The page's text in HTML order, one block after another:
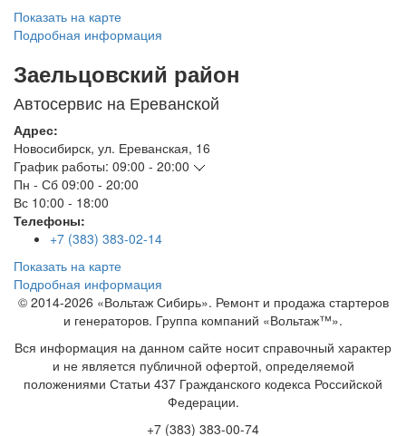
Показать на карте
Подробная информация
Заельцовский район
Автосервис на Ереванской
Адрес:
Новосибирск, ул. Ереванская, 16
График работы: 09:00 - 20:00
Пн - Сб 09:00 - 20:00
Вс 10:00 - 18:00
Телефоны:
+7 (383) 383-02-14
Показать на карте
Подробная информация
© 2014-2026 «Вольтаж Сибирь». Ремонт и продажа стартеров
и генераторов. Группа компаний «Вольтаж™».
Вся информация на данном сайте носит справочный характер
и не является публичной офертой, определяемой
положениями Статьи 437 Гражданского кодекса Российской
Федерации.
+7 (383) 383-00-74